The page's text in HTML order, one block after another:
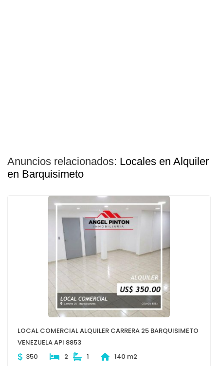
Anuncios relacionados: Locales en Alquiler
en Barquisimeto
LOCAL COMERCIAL ALQUILER CARRERA 25 BARQUISIMETO
VENEZUELA API 8853
$ 350 2 1 140 m2